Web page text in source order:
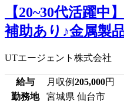
【20~30代活躍中
補助あり♪金属製
UTエージェント株式会社
給与 月収例205,000円
勤務地
宮城県 仙台市